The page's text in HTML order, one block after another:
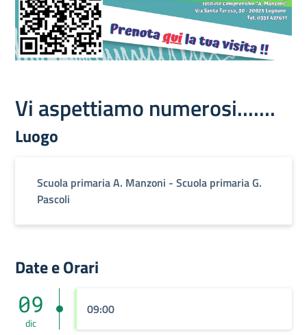
Vi aspettiamo numerosi.......
Luogo
Scuola primaria A. Manzoni - Scuola primaria G.
Pascoli
Date e Orari
09
dic
09:00